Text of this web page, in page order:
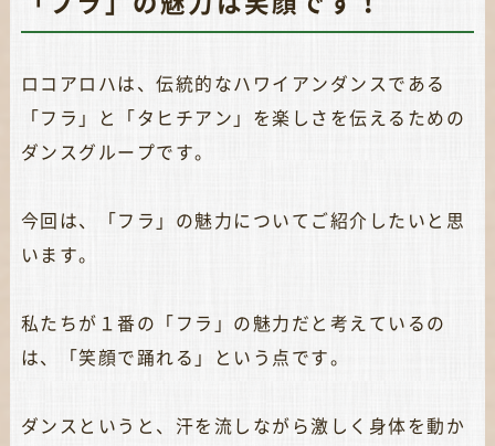
ロコアロハは、伝統的なハワイアンダンスである
「フラ」と「タヒチアン」を楽しさを伝えるための
ダンスグループです。
今回は、「フラ」の魅力についてご紹介したいと思
います。
私たちが１番の「フラ」の魅力だと考えているの
は、「笑顔で踊れる」という点です。
ダンスというと、汗を流しながら激しく身体を動か